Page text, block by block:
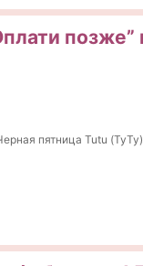
позже”
пятница Tutu